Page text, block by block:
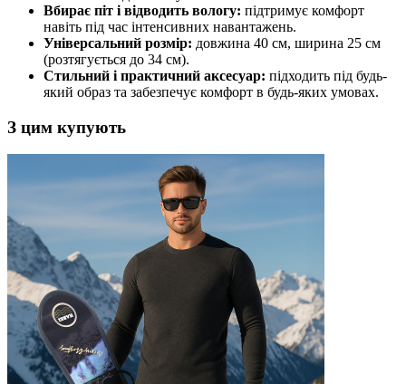
Вбирає піт і відводить вологу: підтримує комфорт
навіть під час інтенсивних навантажень.
Універсальний розмір: довжина 40 см, ширина 25 см
(розтягується до 34 см).
Стильний і практичний аксесуар: підходить під будь-
який образ та забезпечує комфорт в будь-яких умовах.
З цим купують